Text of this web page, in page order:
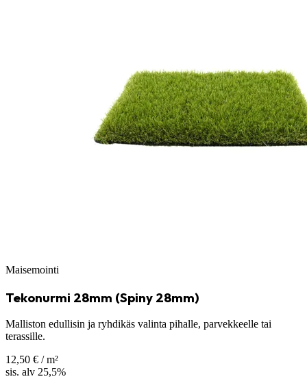
Maisemointi
Tekonurmi 28mm (Spiny 28mm)
Malliston edullisin ja ryhdikäs valinta pihalle, parvekkeelle tai
terassille.
12,50 € / m²
sis. alv 25,5%